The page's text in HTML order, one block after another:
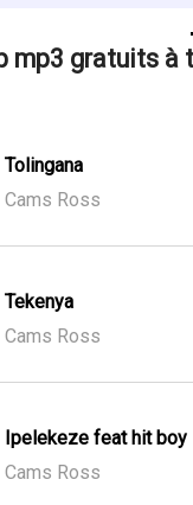
mp3 gratuits à
Tolingana
Cams Ross
Tekenya
Cams Ross
Ipelekeze feat hit boy
Cams Ross